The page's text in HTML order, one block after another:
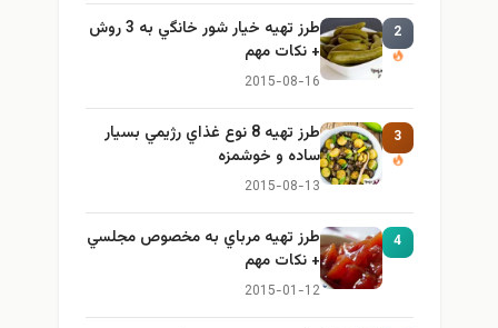
2
طرز تهيه خیار شور خانگي به 3 روش
+ نكات مهم
2015-08-16
3
طرز تهيه 8 نوع غذاي رژيمي بسيار
ساده و خوشمزه
2015-08-13
4
طرز تهيه مرباي به مخصوص مجلسي
+ نكات مهم
2015-01-12